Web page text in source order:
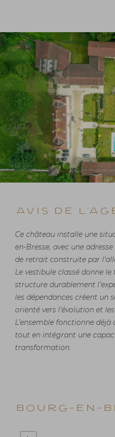
Avis de
Ce château installe une
en-Bresse, avec une
de retrait construite par
Le vestibule classé donne le
structure durablement
les dépendances créent un
orienté vers l’évolution et
L’ensemble fonctionne déjà
tout en intégrant une
transformation.
Bourg-en-